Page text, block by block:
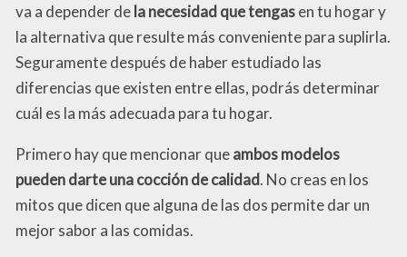
va a depender dela necesidad que tengasen tu hogar y
la alternativa que resulte más conveniente para suplirla.
Seguramente después de haber estudiado las
diferencias que existen entre ellas, podrás determinar
cuál es la más adecuada para tu hogar.
Primero hay que mencionar queambos modelos
pueden darte una cocción de calidad. No creas en los
mitos que dicen que alguna de las dos permite dar un
mejor sabor a las comidas.